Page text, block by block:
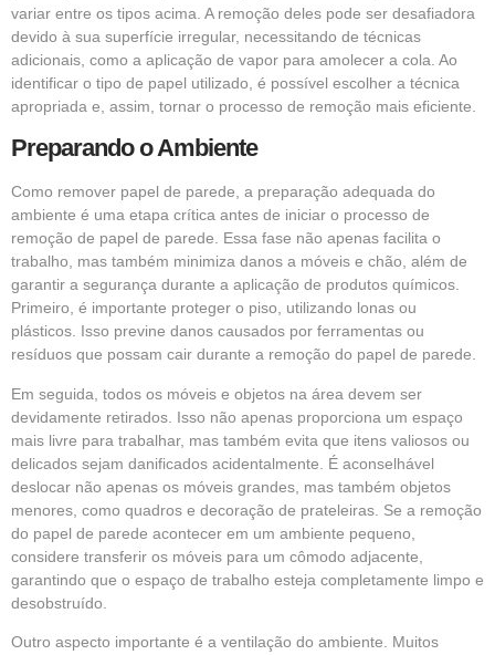
variar entre os tipos acima. A remoção deles pode ser desafiadora
devido à sua superfície irregular, necessitando de técnicas
adicionais, como a aplicação de vapor para amolecer a cola. Ao
identificar o tipo de papel utilizado, é possível escolher a técnica
apropriada e, assim, tornar o processo de remoção mais eficiente.
Preparando o Ambiente
Como remover papel de parede, a preparação adequada do
ambiente é uma etapa crítica antes de iniciar o processo de
remoção de papel de parede. Essa fase não apenas facilita o
trabalho, mas também minimiza danos a móveis e chão, além de
garantir a segurança durante a aplicação de produtos químicos.
Primeiro, é importante proteger o piso, utilizando lonas ou
plásticos. Isso previne danos causados por ferramentas ou
resíduos que possam cair durante a remoção do papel de parede.
Em seguida, todos os móveis e objetos na área devem ser
devidamente retirados. Isso não apenas proporciona um espaço
mais livre para trabalhar, mas também evita que itens valiosos ou
delicados sejam danificados acidentalmente. É aconselhável
deslocar não apenas os móveis grandes, mas também objetos
menores, como quadros e decoração de prateleiras. Se a remoção
do papel de parede acontecer em um ambiente pequeno,
considere transferir os móveis para um cômodo adjacente,
garantindo que o espaço de trabalho esteja completamente limpo e
desobstruído.
Outro aspecto importante é a ventilação do ambiente. Muitos